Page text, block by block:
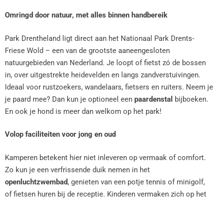
Omringd door natuur, met alles binnen handbereik
Park Drentheland ligt direct aan het Nationaal Park Drents-
Friese Wold – een van de grootste aaneengesloten
natuurgebieden van Nederland. Je loopt of fietst zó de bossen
in, over uitgestrekte heidevelden en langs zandverstuivingen.
Ideaal voor rustzoekers, wandelaars, fietsers en ruiters. Neem je
je paard mee? Dan kun je optioneel een paardenstal bijboeken.
En ook je hond is meer dan welkom op het park!
Volop faciliteiten voor jong en oud
Kamperen betekent hier niet inleveren op vermaak of comfort.
Zo kun je een verfrissende duik nemen in het
openluchtzwembad, genieten van een potje tennis of minigolf,
of fietsen huren bij de receptie. Kinderen vermaken zich op het